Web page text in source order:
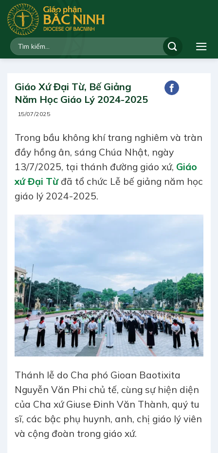
qua
dung
Giáo Xứ Đại Từ, Bế Giảng
Năm Học Giáo Lý 2024-2025
15/07/2025
Trong bầu không khí trang nghiêm và tràn
đầy hồng ân, sáng Chúa Nhật, ngày
13/7/2025, tại thánh đường giáo xứ, Giáo
xứ Đại Từđã tổ chức Lễ bế giảng năm học
giáo lý 2024-2025.
Thánh lễ do Cha phó Gioan Baotixita
Nguyễn Văn Phi chủ tế, cùng sự hiện diện
của Cha xứ Giuse Đinh Văn Thành, quý tu
sĩ, các bậc phụ huynh, anh, chị giáo lý viên
và cộng đoàn trong giáo xứ.